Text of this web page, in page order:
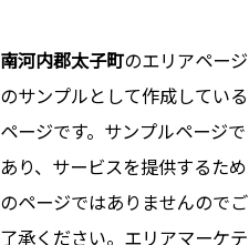
南河内郡太子町のエリアページ
のサンプルとして作成している
ページです。サンプルページで
あり、サービスを提供するため
のページではありませんのでご
了承ください。エリアマーケテ